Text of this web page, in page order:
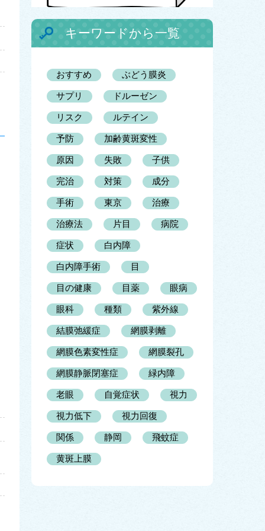
キーワードから一覧
おすすめ ぶどう膜炎
サプリ ドルーゼン
リスク ルテイン
予防 加齢黄斑変性
原因 失敗 子供
完治 対策 成分
手術 東京 治療
治療法 片目 病院
症状 白内障
白内障手術 目
目の健康 目薬 眼病
眼科 種類 紫外線
結膜弛緩症 網膜剥離
網膜色素変性症 網膜裂孔
網膜静脈閉塞症 緑内障
老眼 自覚症状 視力
視力低下 視力回復
関係 静岡 飛蚊症
黄斑上膜